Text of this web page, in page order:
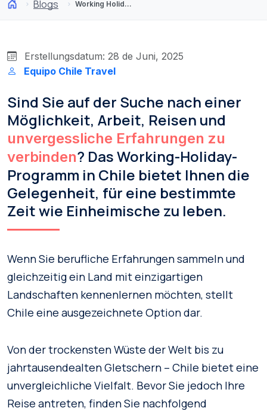
Blogs Working Holiday in Chile: Partnerländer und Teilnahmevoraussetzungen
Erstellungsdatum: 28 de Juni, 2025
Equipo Chile Travel
Sind Sie auf der Suche nach einer
Möglichkeit, Arbeit, Reisen und
unvergessliche Erfahrungen zu
verbinden? Das Working-Holiday-
Programm in Chile bietet Ihnen die
Gelegenheit, für eine bestimmte
Zeit wie Einheimische zu leben.
Wenn Sie berufliche Erfahrungen sammeln und
gleichzeitig ein Land mit einzigartigen
Landschaften kennenlernen möchten, stellt
Chile eine ausgezeichnete Option dar.
Von der trockensten Wüste der Welt bis zu
jahrtausendealten Gletschern – Chile bietet eine
unvergleichliche Vielfalt. Bevor Sie jedoch Ihre
Reise antreten, finden Sie nachfolgend